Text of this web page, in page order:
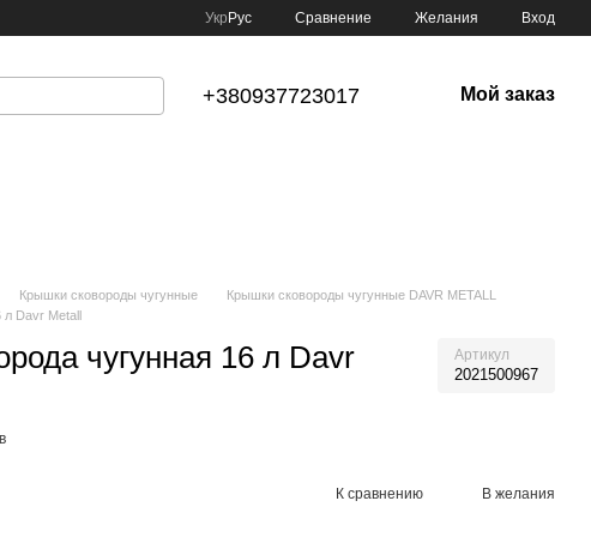
Укр Рус Сравнение Желания Вход
+380937723017 Мой заказ
Крышки сковороды чугунные
Крышки сковороды чугунные DAVR METALL
л Davr Metall
чугунная 16 л Davr
Артикул
2021500967
К сравнению В желания